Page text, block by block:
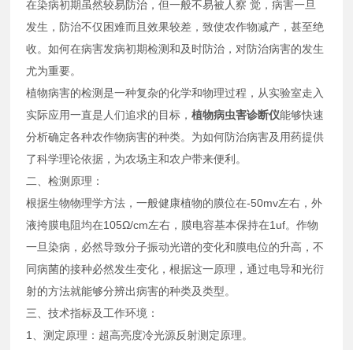
在染病初期虽然较易防治，但一般不易被人察 觉，病害一旦
发生，防治不仅困难而且效果较差，致使农作物减产，甚至绝
收。如何在病害发病初期检测和及时防治，对防治病害的发生
尤为重要。
植物病害的检测是一种复杂的化学和物理过程，从实验室走入
实际应用一直是人们追求的目标，植物病虫害诊断仪能够快速
分析确定各种农作物病害的种类。为如何防治病害及用药提供
了科学理论依据，为农场主和农户带来便利。
二、检测原理：
根据生物物理学方法，一般健康植物的膜位在-50mv左右，外
液挎膜电阻均在105Ω/cm左右，膜电容基本保持在1uf。作物
一旦染病，必然导致分子振动光谱的变化和膜电位的升高，不
同病菌的接种必然发生变化，根据这一原理，通过电导和光衍
射的方法就能够分辨出病害的种类及类型。
三、技术指标及工作环境：
1、测定原理：超高亮度冷光源反射测定原理。